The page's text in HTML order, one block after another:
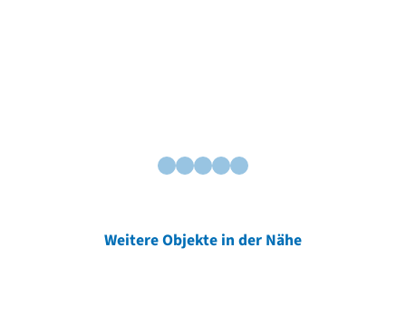
Weitere Objekte in der Nähe